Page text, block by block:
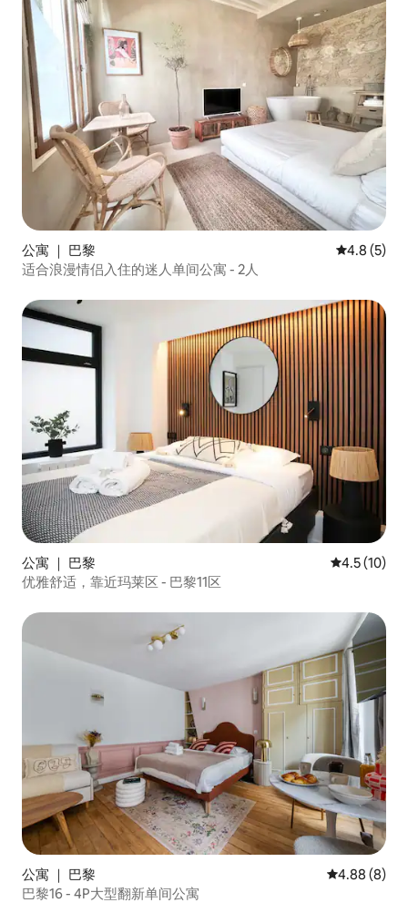
公寓 ｜ 巴黎 平均评分
4.8 (5)
适合浪漫情侣入住的迷人单间公寓 - 2人
公寓 ｜ 巴黎 平均评分
4.5 (10)
优雅舒适，靠近玛莱区 - 巴黎11区
公寓 ｜ 巴黎 平均评分
4.88 (8)
巴黎16 - 4P大型翻新单间公寓